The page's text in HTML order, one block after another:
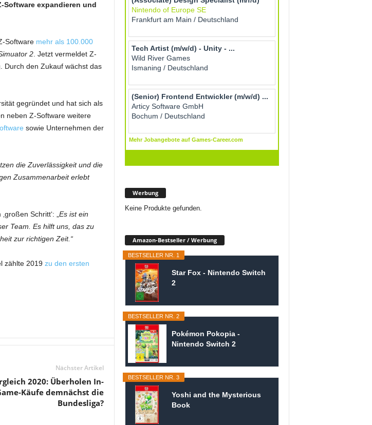
Software expandieren und
Software mehr als 100.000
2. Jetzt vermeldet Z-
Durch den Zukauf wächst das
gegründet und hat sich als
neben Z-Software weitere
sowie Unternehmen der
die Zuverlässigkeit und die
Zusammenarbeit erlebt
Schritt‘: „ Es ist ein
Team. Es hilft uns, das zu
zur richtigen Zeit.“
zählte 2019 zu den ersten
Nächster Artikel
2020: Überholen In-
Käufe demnächst die
Bundesliga?
Werbung
Keine Produkte gefunden.
Amazon-Bestseller / Werbung
BESTSELLER NR. 1
Star Fox - Nintendo Switch
2
BESTSELLER NR. 2
Pokémon Pokopia -
Nintendo Switch 2
BESTSELLER NR. 3
Yoshi and the Mysterious
Book